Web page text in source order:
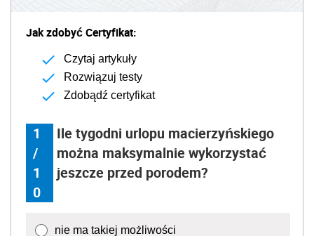
Jak zdobyć Certyfikat:
Czytaj artykuły
Rozwiązuj testy
Zdobądź certyfikat
1
/
1
0
Ile tygodni urlopu macierzyńskiego
można maksymalnie wykorzystać
jeszcze przed porodem?
nie ma takiej możliwości